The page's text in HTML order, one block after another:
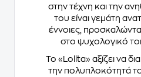
στην τέχνη και την
του είναι γεμάτη
έννοιες,
στο ψυχολογικό
Το «Lolita» αξίζει να
την πολυπλοκότητά